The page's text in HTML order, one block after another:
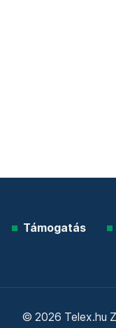
Támogatás
© 2026 Telex.hu